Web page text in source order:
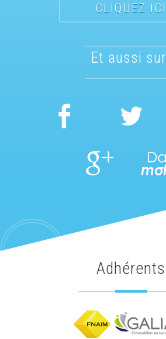
CLIQUEZ ICI
et aussi sur
Adhérents